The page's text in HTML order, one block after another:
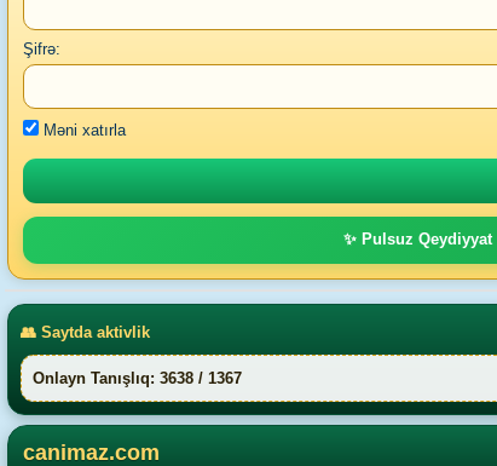
Şifrə:
Məni xatırla
✨ Pulsuz Qeydiyyat
👥 Saytda aktivlik
Onlayn Tanışlıq: 3638 / 1367
canimaz.com